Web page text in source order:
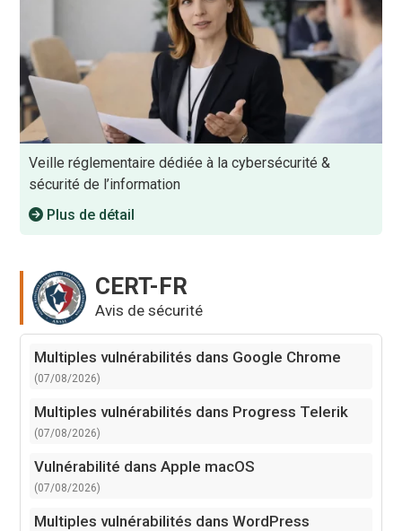
Veille réglementaire dédiée à la cybersécurité &
sécurité de l’information
Plus de détail
CERT-FR
Avis de sécurité
Multiples vulnérabilités dans Google Chrome
(07/08/2026)
Multiples vulnérabilités dans Progress Telerik
(07/08/2026)
Vulnérabilité dans Apple macOS
(07/08/2026)
Multiples vulnérabilités dans WordPress